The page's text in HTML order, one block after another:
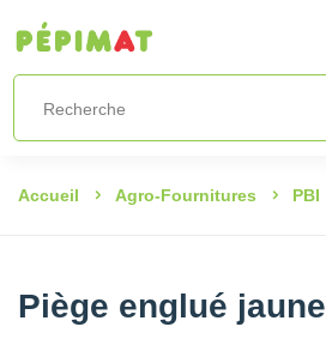
Accueil Agro-Fournitures PBI
Piège englué jaune